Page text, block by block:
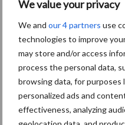
We value your privacy
We and our 4 partners use
technologies to improve
may store and/or access
process the personal data,
browsing data, for purposes
personalized ads and
effectiveness, analyzing